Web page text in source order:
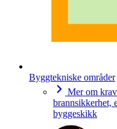
Byggtekniske områder
Mer om
brannsikkerhet,
byggeskikk